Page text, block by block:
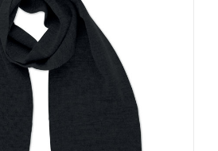
Las
opciones
se
pueden
elegir
página